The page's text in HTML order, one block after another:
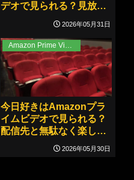
デオで見られる？見放題
の範囲と別料金の有無を
2026年05月31日
Amazon Prime Video
今日好きはAmazonプラ
イムビデオで見られる？
配信先と無駄なく楽しむ
見方を整理！
2026年05月30日